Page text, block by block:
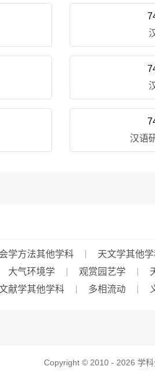
汉语
学方法其他学科 天文学其他
大气环境学 观赏园艺学
献学其他学科 多相流动
Copyright © 2010 - 2026 学